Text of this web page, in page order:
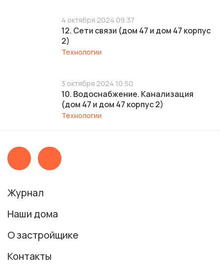
4 октября 2024 09:37
12. Сети связи (дом 47 и дом 47 корпус
2)
Технологии
3 октября 2024 10:50
10. Водоснабжение. Канализация
(дом 47 и дом 47 корпус 2)
Технологии
Журнал
Наши дома
О застройщике
Контакты